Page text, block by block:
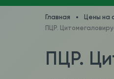
Главная Цены на
ПЦР.
ПЦР.